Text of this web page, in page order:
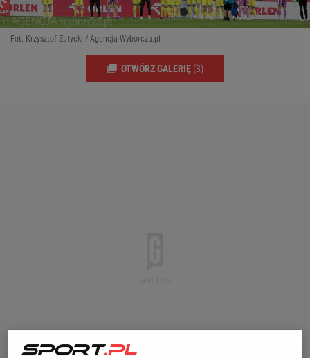
Fot. Krzysztof Zatycki / Agencja Wyborcza.pl
OTWÓRZ GALERIĘ (3)